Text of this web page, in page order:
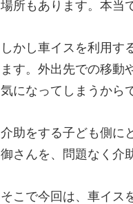
場所もあります。本当
しかし車イスを利用す
ます。外出先での移動
気になってしまうから
介助をする子ども側に
御さんを、問題なく介
そこで今回は、車イス